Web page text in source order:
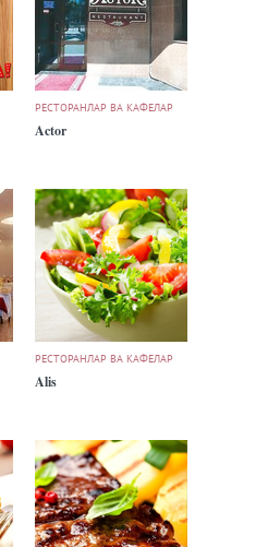
РЕСТОРАНЛАР ВА КАФЕЛАР
Actor
РЕСТОРАНЛАР ВА КАФЕЛАР
Alis